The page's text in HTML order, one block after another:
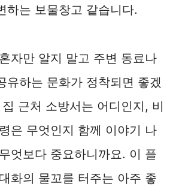
하는 보물창고 같습니다.
자만 알지 말고 주변 동료나
유하는 문화가 정착되면 좋겠
근처 소방서는 어디인지, 비
은 무엇인지 함께 이야기 나
엇보다 중요하니까요. 이 플
화의 물꼬를 터주는 아주 좋